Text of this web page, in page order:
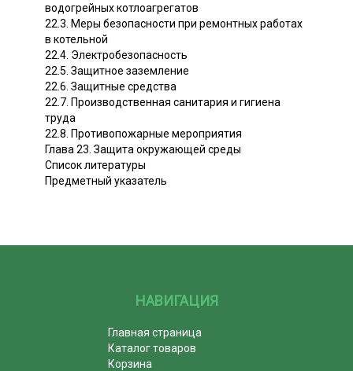
водогрейных котлоагрегатов
22.3. Меры безопасности при ремонтных работах
в котельной
22.4. Электробезопасность
22.5. Защитное заземление
22.6. Защитные средства
22.7. Производственная санитария и гигиена
труда
22.8. Противопожарные мероприятия
Глава 23. Защита окружающей среды
Список литературы
Предметный указатель
НАВИГАЦИЯ
Главная страница
Каталог товаров
Корзина